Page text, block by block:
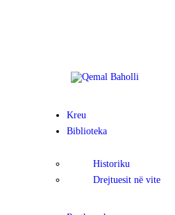
Kreu
Biblioteka
Historiku
Drejtuesit në vite
KOLEKSIONE
DIGJITALE
AKTIVITETET